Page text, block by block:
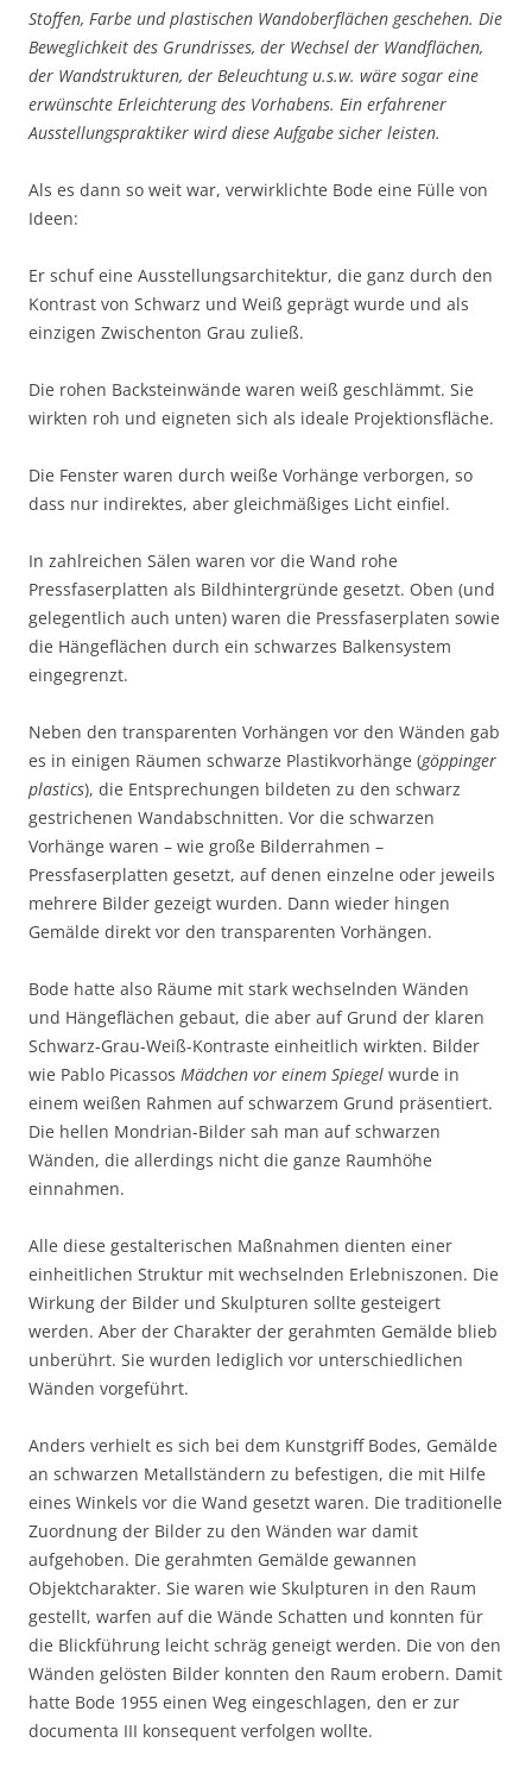
Stoffen, Farbe und plastischen Wandoberflächen geschehen. Die
Beweglichkeit des Grundrisses, der Wechsel der Wandflächen,
der Wandstrukturen, der Beleuchtung u.s.w. wäre sogar eine
erwünschte Erleichterung des Vorhabens. Ein erfahrener
Ausstellungspraktiker wird diese Aufgabe sicher leisten.
Als es dann so weit war, verwirklichte Bode eine Fülle von
Ideen:
Er schuf eine Ausstellungsarchitektur, die ganz durch den
Kontrast von Schwarz und Weiß geprägt wurde und als
einzigen Zwischenton Grau zuließ.
Die rohen Backsteinwände waren weiß geschlämmt. Sie
wirkten roh und eigneten sich als ideale Projektionsfläche.
Die Fenster waren durch weiße Vorhänge verborgen, so
dass nur indirektes, aber gleichmäßiges Licht einfiel.
In zahlreichen Sälen waren vor die Wand rohe
Pressfaserplatten als Bildhintergründe gesetzt. Oben (und
gelegentlich auch unten) waren die Pressfaserplaten sowie
die Hängeflächen durch ein schwarzes Balkensystem
eingegrenzt.
Neben den transparenten Vorhängen vor den Wänden gab
es in einigen Räumen schwarze Plastikvorhänge (göppinger
plastics), die Entsprechungen bildeten zu den schwarz
gestrichenen Wandabschnitten. Vor die schwarzen
Vorhänge waren – wie große Bilderrahmen –
Pressfaserplatten gesetzt, auf denen einzelne oder jeweils
mehrere Bilder gezeigt wurden. Dann wieder hingen
Gemälde direkt vor den transparenten Vorhängen.
Bode hatte also Räume mit stark wechselnden Wänden
und Hängeflächen gebaut, die aber auf Grund der klaren
Schwarz-Grau-Weiß-Kontraste einheitlich wirkten. Bilder
wie Pablo Picassos Mädchen vor einem Spiegel wurde in
einem weißen Rahmen auf schwarzem Grund präsentiert.
Die hellen Mondrian-Bilder sah man auf schwarzen
Wänden, die allerdings nicht die ganze Raumhöhe
einnahmen.
Alle diese gestalterischen Maßnahmen dienten einer
einheitlichen Struktur mit wechselnden Erlebniszonen. Die
Wirkung der Bilder und Skulpturen sollte gesteigert
werden. Aber der Charakter der gerahmten Gemälde blieb
unberührt. Sie wurden lediglich vor unterschiedlichen
Wänden vorgeführt.
Anders verhielt es sich bei dem Kunstgriff Bodes, Gemälde
an schwarzen Metallständern zu befestigen, die mit Hilfe
eines Winkels vor die Wand gesetzt waren. Die traditionelle
Zuordnung der Bilder zu den Wänden war damit
aufgehoben. Die gerahmten Gemälde gewannen
Objektcharakter. Sie waren wie Skulpturen in den Raum
gestellt, warfen auf die Wände Schatten und konnten für
die Blickführung leicht schräg geneigt werden. Die von den
Wänden gelösten Bilder konnten den Raum erobern. Damit
hatte Bode 1955 einen Weg eingeschlagen, den er zur
documenta III konsequent verfolgen wollte.